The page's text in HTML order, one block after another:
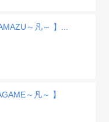
～凡～ 】...
～凡～ 】